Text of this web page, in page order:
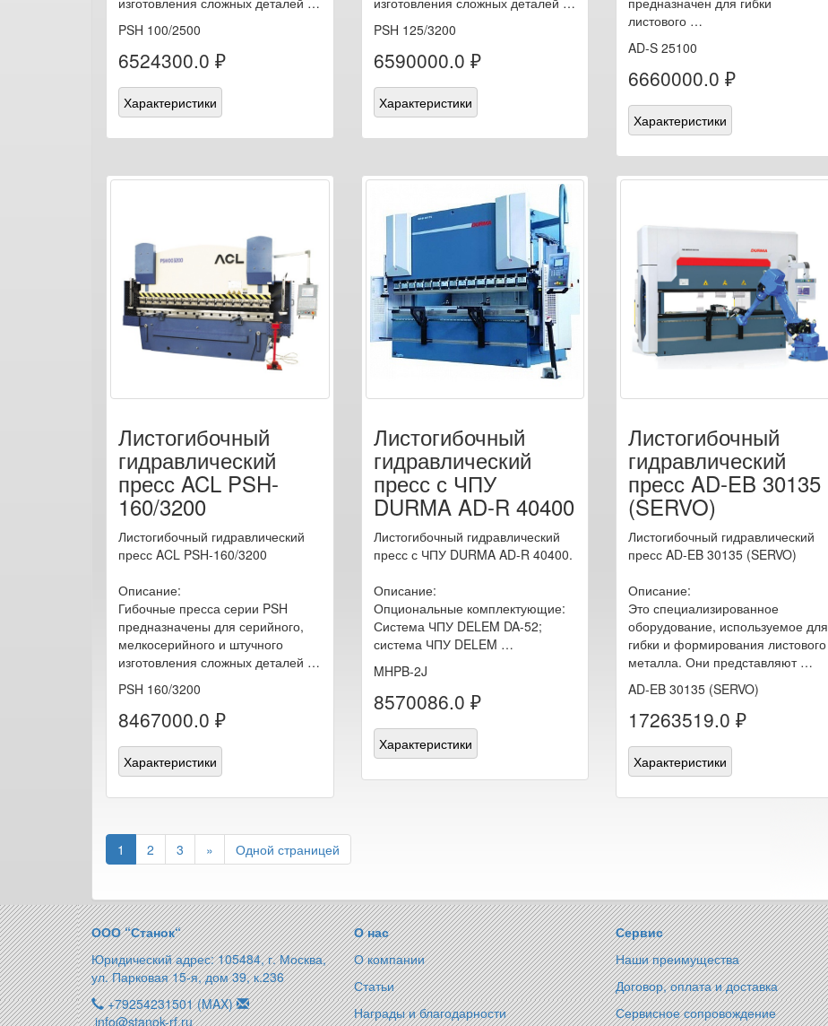
PSH 100/2500
6524300.0 ₽
Характеристики
PSH 125/3200
6590000.0 ₽
Характеристики
листового …
AD-S 25100
6660000.0 ₽
Характеристики
Листогибочный
гидравлический
пресс ACL PSH-
160/3200
Листогибочный гидравлический
пресс ACL PSH-160/3200
Описание:
Гибочные пресса серии PSH
предназначены для серийного,
мелкосерийного и штучного
изготовления сложных деталей …
PSH 160/3200
8467000.0 ₽
Характеристики
Листогибочный
гидравлический
пресс с ЧПУ
DURMA AD-R 40400
Листогибочный гидравлический
пресс с ЧПУ DURMA AD-R 40400.
Описание:
Опциональные комплектующие:
Система ЧПУ DELEM DA-52;
система ЧПУ DELEM …
MHPB-2J
8570086.0 ₽
Характеристики
Листогибочный
гидравлический
пресс AD-EB 30135
(SERVO)
Листогибочный гидравлический
пресс AD-EB 30135 (SERVO)
Описание:
Это специализированное
оборудование, используемое для
гибки и формирования листового
металла. Они представляют …
AD-EB 30135 (SERVO)
17263519.0 ₽
Характеристики
1 2 3 » Одной страницей
ООО “Станок“
Юридический адрес: 105484, г. Москва,
ул. Парковая 15-я, дом 39, к.236
+79254231501 (MAX)
info@stanok-rf.ru
О нас
О компании
Статьи
Награды и благодарности
Сервис
Наши преимущества
Договор, оплата и доставка
Сервисное сопровождение